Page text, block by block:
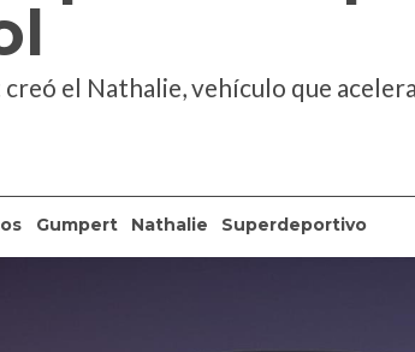
el Nathalie, vehículo que
Gumpert Nathalie Superdeportivo